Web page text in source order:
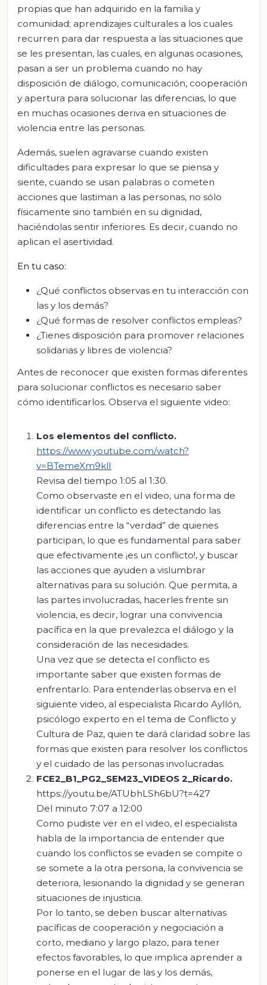
propias que han adquirido en la familia y
comunidad; aprendizajes culturales a los cuales
recurren para dar respuesta a las situaciones que
se les presentan, las cuales, en algunas ocasiones,
pasan a ser un problema cuando no hay
disposición de diálogo, comunicación, cooperación
y apertura para solucionar las diferencias, lo que
en muchas ocasiones deriva en situaciones de
violencia entre las personas.
Además, suelen agravarse cuando existen
dificultades para expresar lo que se piensa y
siente, cuando se usan palabras o cometen
acciones que lastiman a las personas, no sólo
físicamente sino también en su dignidad,
haciéndolas sentir inferiores. Es decir, cuando no
aplican el asertividad.
En tu caso:
¿Qué conflictos observas en tu interacción con
las y los demás?
¿Qué formas de resolver conflictos empleas?
¿Tienes disposición para promover relaciones
solidarias y libres de violencia?
Antes de reconocer que existen formas diferentes
para solucionar conflictos es necesario saber
cómo identificarlos. Observa el siguiente video:
Los elementos del conflicto.
https://www.youtube.com/watch?
v=BTemeXm9klI
Revisa del tiempo 1:05 al 1:30.
Como observaste en el video, una forma de
identificar un conflicto es detectando las
diferencias entre la “verdad” de quienes
participan, lo que es fundamental para saber
que efectivamente ¡es un conflicto!, y buscar
las acciones que ayuden a vislumbrar
alternativas para su solución. Que permita, a
las partes involucradas, hacerles frente sin
violencia, es decir, lograr una convivencia
pacífica en la que prevalezca el diálogo y la
consideración de las necesidades.
Una vez que se detecta el conflicto es
importante saber que existen formas de
enfrentarlo. Para entenderlas observa en el
siguiente video, al especialista Ricardo Ayllón,
psicólogo experto en el tema de Conflicto y
Cultura de Paz, quien te dará claridad sobre las
formas que existen para resolver los conflictos
y el cuidado de las personas involucradas.
FCE2_B1_PG2_SEM23_VIDEOS 2_Ricardo.
https://youtu.be/ATUbhLSh6bU?t=427
Del minuto 7:07 a 12:00
Como pudiste ver en el video, el especialista
habla de la importancia de entender que
cuando los conflictos se evaden se compite o
se somete a la otra persona, la convivencia se
deteriora, lesionando la dignidad y se generan
situaciones de injusticia.
Por lo tanto, se deben buscar alternativas
pacíficas de cooperación y negociación a
corto, mediano y largo plazo, para tener
efectos favorables, lo que implica aprender a
ponerse en el lugar de las y los demás,